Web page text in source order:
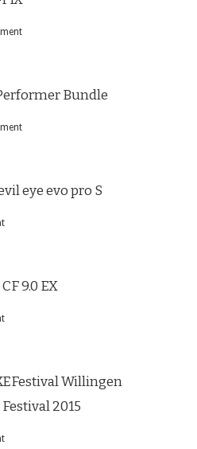
Bundle
eye evo pro S
9.0 EX
Willingen
2015